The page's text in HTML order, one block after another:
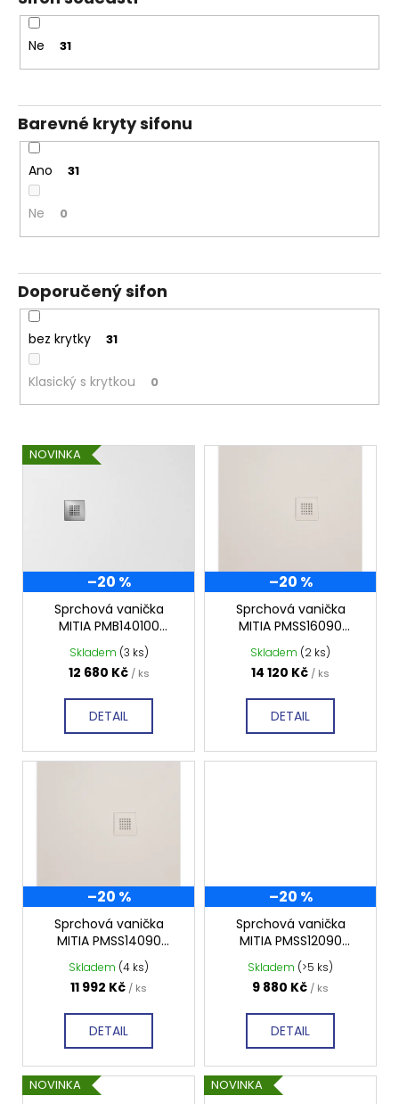
Ne 31
Barevné kryty sifonu
Ano 31
Ne 0
Doporučený sifon
bez krytky 31
Klasický s krytkou 0
V
ý
p
r
NOVINKA
–20 %
Sprchová vanička
MITIA PMB140100
1400x1000 mm, bílá
profilovaná
Skladem (3 ks)
12 680 Kč / ks
DETAIL
–20 %
Sprchová vanička
MITIA PMSS16090
1600x900 mm, šedá
světlá profilovaná
Skladem (2 ks)
14 120 Kč / ks
DETAIL
–20 %
Sprchová vanička
MITIA PMSS14090
1400x900 mm, šedá
světlá profilovaná
Skladem (4 ks)
11 992 Kč / ks
DETAIL
–20 %
Sprchová vanička
MITIA PMSS12090
1200x900 mm, šedá
světlá profilovaná
Skladem (>5 ks)
9 880 Kč / ks
DETAIL
NOVINKA NOVINKA